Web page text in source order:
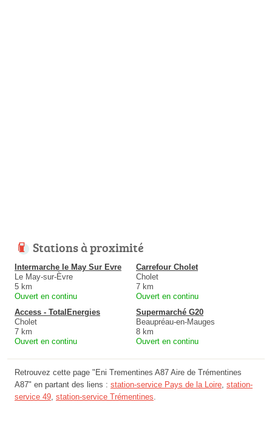
Stations à proximité
Intermarche le May Sur Evre
Le May-sur-Èvre
5 km
Ouvert en continu
Carrefour Cholet
Cholet
7 km
Ouvert en continu
Access - TotalEnergies
Cholet
7 km
Ouvert en continu
Supermarché G20
Beaupréau-en-Mauges
8 km
Ouvert en continu
Retrouvez cette page "Eni Trementines A87 Aire de Trémentines
A87" en partant des liens : station-service Pays de la Loire station-
service 49 station-service Trémentines